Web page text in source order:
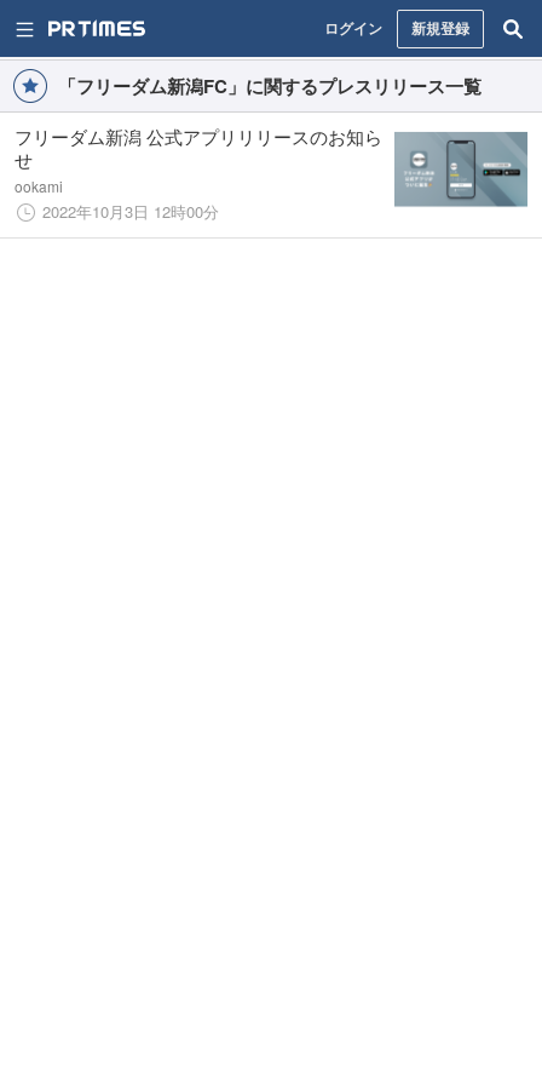
ログイン 新規登録
「フリーダム新潟FC」に関するプレスリリース一覧
フリーダム新潟 公式アプリリリースのお知ら
せ
ookami
2022年10月3日 12時00分